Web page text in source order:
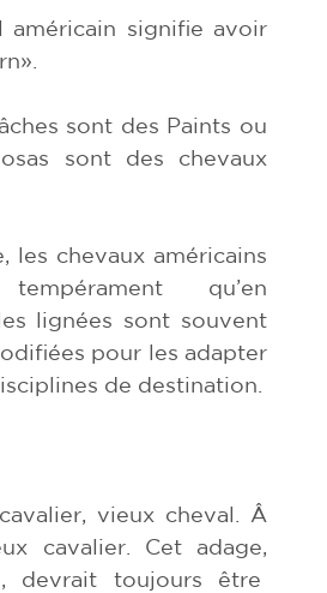
américain signifie avoir
sont des Paints ou
sont des chevaux
les chevaux américains
qu’en
lignées sont souvent
pour les adapter
de destination.
vieux cheval. Â
cavalier. Cet adage,
devrait toujours être